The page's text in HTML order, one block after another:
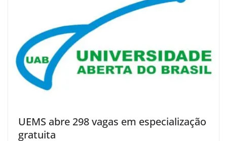
UEMS abre 298 vagas em especialização
gratuita